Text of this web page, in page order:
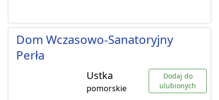
Dom Wczasowo-Sanatoryjny
Perła
Ustka
pomorskie
Dodaj do
ulubionych